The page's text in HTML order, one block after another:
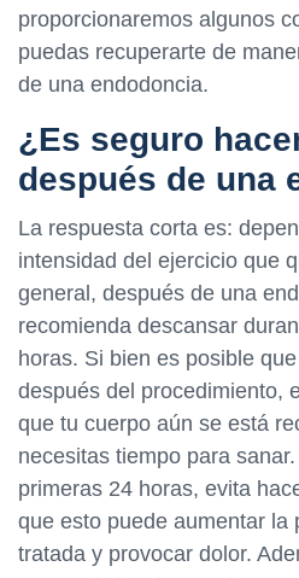
proporcionaremos algunos
puedas recuperarte de
de una endodoncia.
¿Es seguro
después de una
La respuesta corta es:
intensidad del ejercicio que
general, después de una
recomienda descansar
horas. Si bien es posible
después del procedimiento,
que tu cuerpo aún se está
necesitas tiempo para
primeras 24 horas, evita
que esto puede aumentar la
tratada y provocar dolor.